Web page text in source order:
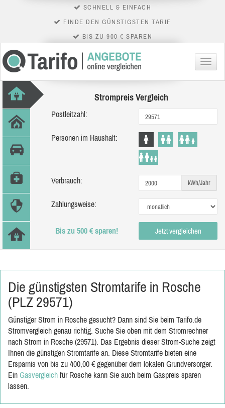
SCHNELL & EINFACH
FINDE DEN GÜNSTIGSTEN TARIF
BIS ZU 900 € SPAREN
Menü
Strompreis Vergleich
Postleitzahl:
Personen im Haushalt:
Verbrauch: kWh/Jahr
Zahlungsweise:
Bis zu 500 € sparen! Jetzt vergleichen
Die günstigsten Stromtarife in Rosche
(PLZ 29571)
Günstiger Strom in Rosche gesucht? Dann sind Sie beim Tarifo.de
Stromvergleich genau richtig. Suche Sie oben mit dem Stromrechner
nach Strom in Rosche (29571). Das Ergebnis dieser Strom-Suche zeigt
Ihnen die günstigen Stromtarife an. Diese Stromtarife bieten eine
Ersparnis von bis zu 400,00 € gegenüber dem lokalen Grundversorger.
Ein Gasvergleich für Rosche kann Sie auch beim Gaspreis sparen
lassen.